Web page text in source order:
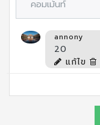
annony
20
แก้ไข